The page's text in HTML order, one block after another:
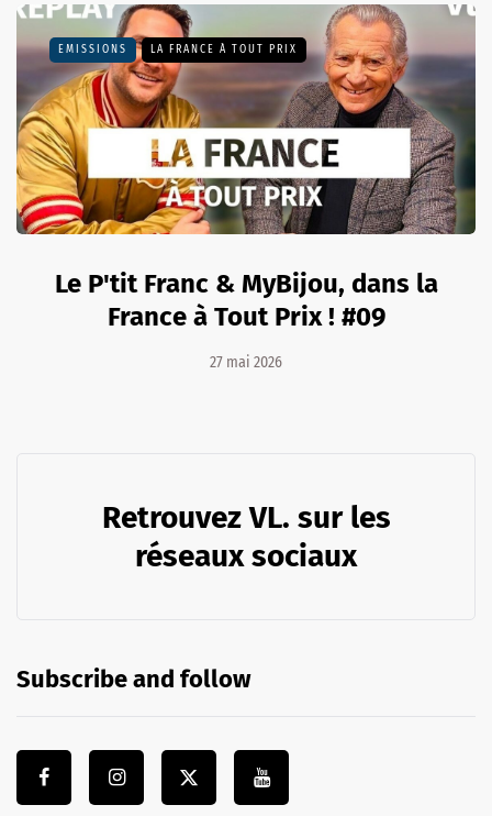
EMISSIONS LA FRANCE À TOUT PRIX
Le P'tit Franc & MyBijou, dans la
France à Tout Prix ! #09
27 mai 2026
Retrouvez VL. sur les
réseaux sociaux
Subscribe and follow